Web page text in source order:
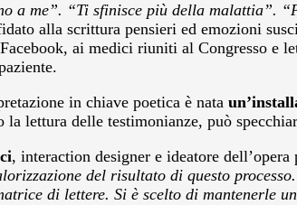
me”. “Ti sfinisce più della malattia”.
alla scrittura pensieri ed emozioni
ai medici riuniti al Congresso e
in chiave poetica è nata
la lettura delle testimonianze, può
, interaction designer e ideatore dell’opera
del risultato di questo
di lettere. Si è scelto di mantenerle